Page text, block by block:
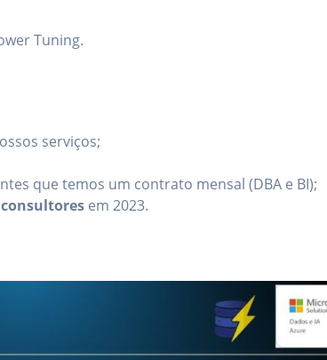
Tuning.
serviços;
que temos um contrato mensal (DBA e BI);
em 2023.